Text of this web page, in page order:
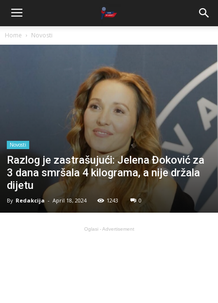
Home Novosti
Novosti
Razlog je zastrašujući: Jelena Đoković za
3 dana smršala 4 kilograma, a nije držala
dijetu
By Redakcija - April 18, 2024 1243 0
Oglasi - Advertisement